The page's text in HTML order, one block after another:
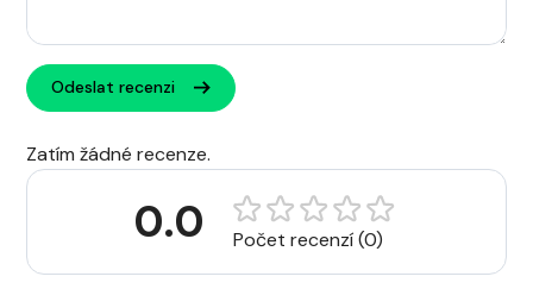
Odeslat recenzi
Zatím žádné recenze.
0.0 Počet recenzí (0)